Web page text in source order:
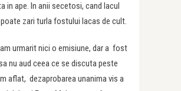
in ape. In anii secetosi, cand lacul
zari turla fostului lacas de cult.
urmarit nici o emisiune, dar a fost
nu aud ceea ce se discuta peste
aflat, dezaprobarea unanima vis a